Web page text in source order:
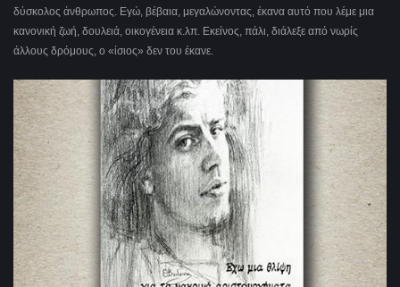
δύσκολος άνθρωπος. Εγώ, βέβαια, μεγαλώνοντας, έκανα αυτό που λέμε μια
κανονική ζωή, δουλειά, οικογένεια κ.λπ. Εκείνος, πάλι, διάλεξε από νωρίς
άλλους δρόμους, ο «ίσιος» δεν του έκανε.